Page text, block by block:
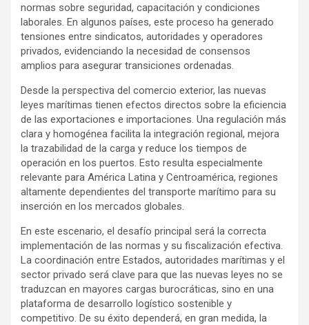
normas sobre seguridad, capacitación y condiciones
laborales. En algunos países, este proceso ha generado
tensiones entre sindicatos, autoridades y operadores
privados, evidenciando la necesidad de consensos
amplios para asegurar transiciones ordenadas.
Desde la perspectiva del comercio exterior, las nuevas
leyes marítimas tienen efectos directos sobre la eficiencia
de las exportaciones e importaciones. Una regulación más
clara y homogénea facilita la integración regional, mejora
la trazabilidad de la carga y reduce los tiempos de
operación en los puertos. Esto resulta especialmente
relevante para América Latina y Centroamérica, regiones
altamente dependientes del transporte marítimo para su
inserción en los mercados globales.
En este escenario, el desafío principal será la correcta
implementación de las normas y su fiscalización efectiva.
La coordinación entre Estados, autoridades marítimas y el
sector privado será clave para que las nuevas leyes no se
traduzcan en mayores cargas burocráticas, sino en una
plataforma de desarrollo logístico sostenible y
competitivo. De su éxito dependerá, en gran medida, la